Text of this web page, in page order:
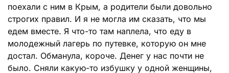
поехали с ним в Крым, а родители были довольно
строгих правил. И я не могла им сказать, что мы
едем вместе. Я что-то там наплела, что еду в
молодежный лагерь по путевке, которую он мне
достал. Обманула, короче. Денег у нас почти не
было. Сняли какую-то избушку у одной женщины,